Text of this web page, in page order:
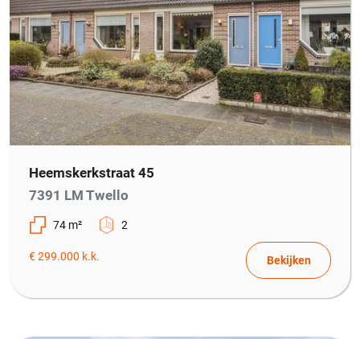
Heemskerkstraat 45
7391 LM Twello
74 m² 2
€ 299.000 k.k. Bekijken